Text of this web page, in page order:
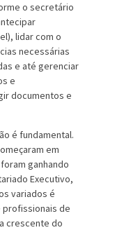
o secretário
lidar com o
necessárias
e até gerenciar
e
documentos e
é fundamental.
em
ganhando
Executivo,
variados é
profissionais de
crescente do